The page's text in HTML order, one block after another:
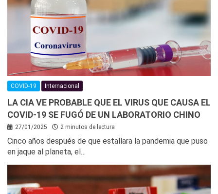
COVID-19 Internacional
LA CIA VE PROBABLE QUE EL VIRUS QUE CAUSA EL
COVID-19 SE FUGÓ DE UN LABORATORIO CHINO
27/01/2025 2 minutos de lectura
Cinco años después de que estallara la pandemia que puso
en jaque al planeta, el…